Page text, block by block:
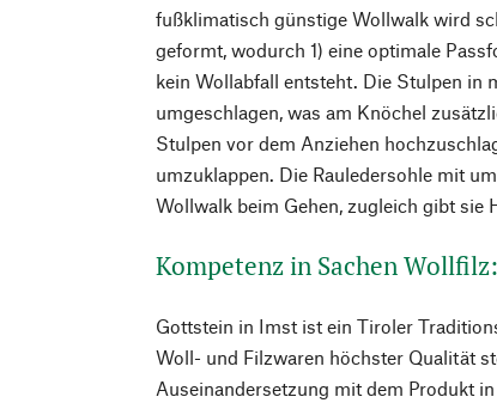
fußklimatisch günstige Wollwalk wird
geformt, wodurch 1) eine optimale
kein Wollabfall entsteht. Die Stulpen in
umgeschlagen, was am Knöchel
Stulpen vor dem Anziehen
umzuklappen. Die Rauledersohle mit
Wollwalk beim Gehen, zugleich gibt sie
Kompetenz in Sachen
Gottstein in Imst ist ein Tiroler
Woll- und Filzwaren höchster Qualität
Auseinandersetzung mit dem Produkt